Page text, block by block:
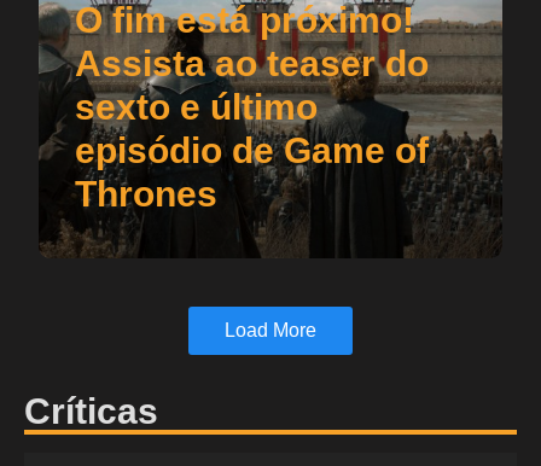
O fim está próximo!
Assista ao teaser do
sexto e último
episódio de Game of
Thrones
Load More
Críticas